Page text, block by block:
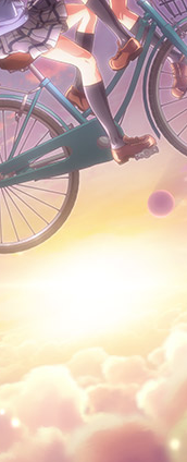
SPECIAL